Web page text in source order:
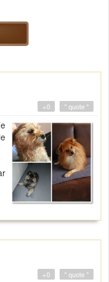
" quote "
+0
" quote "
+0